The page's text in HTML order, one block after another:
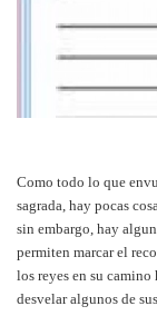
Como todo lo que
sagrada, hay pocas
sin embargo, hay
permiten marcar el
los reyes en su camino
desvelar algunos de